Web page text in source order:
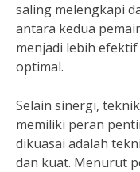
saling melengkapi
antara kedua
menjadi lebih
optimal.
Selain sinergi,
memiliki peran
dikuasai adalah
dan kuat. Menurut